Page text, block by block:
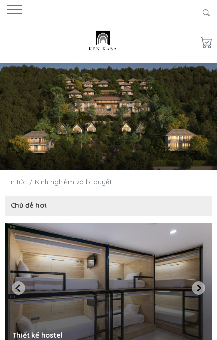
Tin tức Kinh nghiệm và bí quyết
Chủ đề hot
Thiết kế hostel